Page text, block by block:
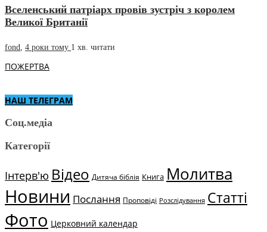
Вселенський патріарх провів зустріч з королем
Великої Британії
fond 4 роки тому 1 хв. читати
ПОЖЕРТВА
НАШ ТЕЛЕГРАМ
Соц.медіа
Категорії
Інтерв'ю Відео Дитяча біблія Книга Молитва
Новини Послання Проповіді Розслідування Статті
Фото Церковний календар